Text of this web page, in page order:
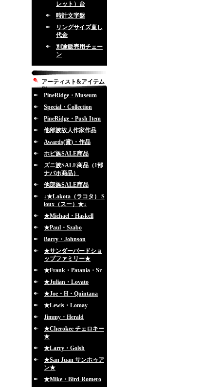
レット）台
時計文字盤
リングサイズ直し
代金
別途販売用チェー
ン
アーティスト&アイテム
別
PineRidge・Museum
Special・Collection
PineRidge・Push Item
他部族故人作家作品
Awards(賞)・作品
ホピ族SALE商品
ズニ族SALE商品（1部
ナバホ商品）
他部族SALE商品
↓★Lakota（ラコタ） S
ioux（スー）★↓
★Michael・Haskell
★Paul・Szabo
Barry・Johnson
★サンダーバードショ
ップファミリー★
★Frank・Patania・Sr
★Julian・Lovato
★Joe・H・Quintana
★Lewis・Lomay
Jimmy・Herald
★Cherokee チェロキー
★
★Larry・Golsh
★San Juan サンホゥア
ン★
★Mike・Bird-Romero